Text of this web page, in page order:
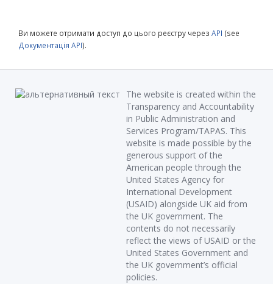
Ви можете отримати доступ до цього реєстру через API (see
Документація API).
The website is created within the
Transparency and Accountability
in Public Administration and
Services Program/TAPAS. This
website is made possible by the
generous support of the
American people through the
United States Agency for
International Development
(USAID) alongside UK aid from
the UK government. The
contents do not necessarily
reflect the views of USAID or the
United States Government and
the UK government’s official
policies.